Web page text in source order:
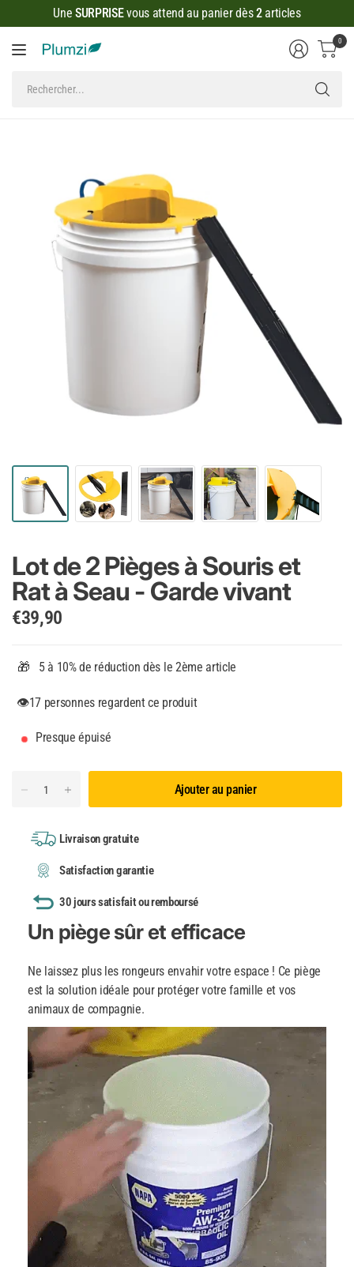
Une SURPRISEvous attend au panier dès2articles
0
Lot de 2 Pièges à Souris et
Rat à Seau - Garde vivant
€39,90
🎁 5 à 10% de réduction dès le 2ème article
👁️17 personnes regardent ce produit
Presque épuisé
Ajouter au panier
Livraison gratuite
Satisfaction garantie
30 jours satisfait ou remboursé
Un piège sûr et efficace
Ne laissez plus les rongeurs envahir votre espace ! Ce piège
est la solution idéale pour protéger votre famille et vos
animaux de compagnie.